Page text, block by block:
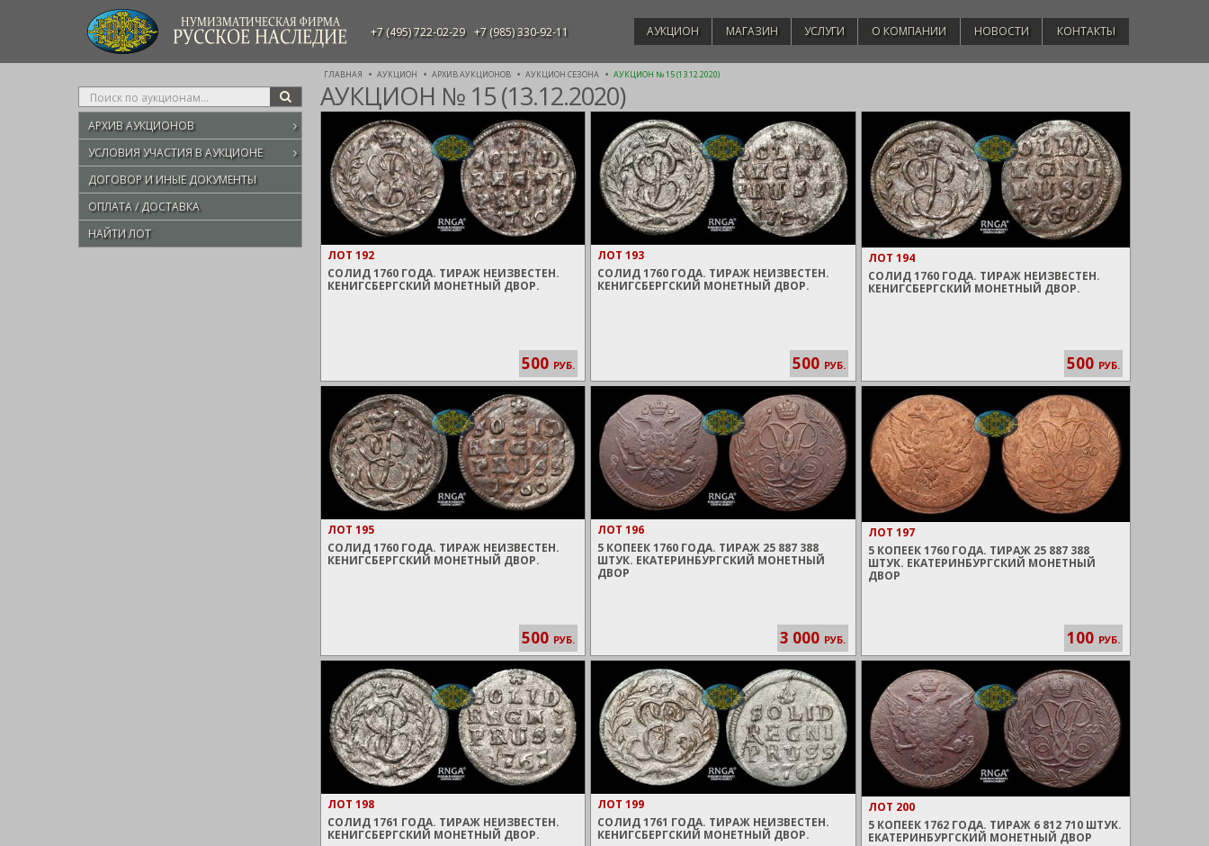
НУМИЗМАТИЧЕСКАЯ ФИРМА
РУССКОЕ НАСЛЕДИЕ +7 (495) 722-02-29 +7 (985) 330-92-11 АУКЦИОН МАГАЗИН УСЛУГИ О КОМПАНИИ НОВОСТИ КОНТАКТЫ
ГЛАВНАЯ АУКЦИОН АРХИВ АУКЦИОНОВ АУКЦИОН СЕЗОНА АУКЦИОН № 15 (13.12.2020)
Type
your
search
here
SEARCH
АРХИВ АУКЦИОНОВ
УСЛОВИЯ УЧАСТИЯ В АУКЦИОНЕ
ДОГОВОР И ИНЫЕ ДОКУМЕНТЫ
ОПЛАТА / ДОСТАВКА
НАЙТИ ЛОТ
АУКЦИОН № 15 (13.12.2020)
ЛОТ 192
СОЛИД 1760 ГОДА. ТИРАЖ НЕИЗВЕСТЕН.
КЕНИГСБЕРГСКИЙ МОНЕТНЫЙ ДВОР.
500 РУБ.
ЛОТ 193
СОЛИД 1760 ГОДА. ТИРАЖ НЕИЗВЕСТЕН.
КЕНИГСБЕРГСКИЙ МОНЕТНЫЙ ДВОР.
500 РУБ.
ЛОТ 194
СОЛИД 1760 ГОДА. ТИРАЖ НЕИЗВЕСТЕН.
КЕНИГСБЕРГСКИЙ МОНЕТНЫЙ ДВОР.
500 РУБ.
ЛОТ 195
СОЛИД 1760 ГОДА. ТИРАЖ НЕИЗВЕСТЕН.
КЕНИГСБЕРГСКИЙ МОНЕТНЫЙ ДВОР.
500 РУБ.
ЛОТ 196
5 КОПЕЕК 1760 ГОДА. ТИРАЖ 25 887 388
ШТУК. ЕКАТЕРИНБУРГСКИЙ МОНЕТНЫЙ
ДВОР
3 000 РУБ.
ЛОТ 197
5 КОПЕЕК 1760 ГОДА. ТИРАЖ 25 887 388
ШТУК. ЕКАТЕРИНБУРГСКИЙ МОНЕТНЫЙ
ДВОР
100 РУБ.
ЛОТ 198
СОЛИД 1761 ГОДА. ТИРАЖ НЕИЗВЕСТЕН.
КЕНИГСБЕРГСКИЙ МОНЕТНЫЙ ДВОР.
ЛОТ 199
СОЛИД 1761 ГОДА. ТИРАЖ НЕИЗВЕСТЕН.
КЕНИГСБЕРГСКИЙ МОНЕТНЫЙ ДВОР.
ЛОТ 200
5 КОПЕЕК 1762 ГОДА. ТИРАЖ 6 812 710 ШТУК.
ЕКАТЕРИНБУРГСКИЙ МОНЕТНЫЙ ДВОР